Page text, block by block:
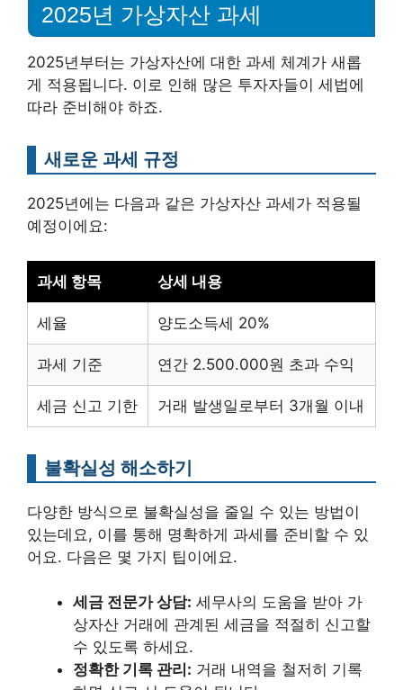
2025년 가상자산 과세
2025년부터는 가상자산에 대한 과세 체계가 새롭
게 적용됩니다. 이로 인해 많은 투자자들이 세법에
따라 준비해야 하죠.
새로운 과세 규정
2025년에는 다음과 같은 가상자산 과세가 적용될
예정이에요:
과세 항목 상세 내용
세율 양도소득세 20%
과세 기준 연간 2.500.000원 초과 수익
세금 신고 기한 거래 발생일로부터 3개월 이내
불확실성 해소하기
다양한 방식으로 불확실성을 줄일 수 있는 방법이
있는데요, 이를 통해 명확하게 과세를 준비할 수 있
어요. 다음은 몇 가지 팁이에요.
세금 전문가 상담: 세무사의 도움을 받아 가
상자산 거래에 관계된 세금을 적절히 신고할
수 있도록 하세요.
정확한 기록 관리: 거래 내역을 철저히 기록